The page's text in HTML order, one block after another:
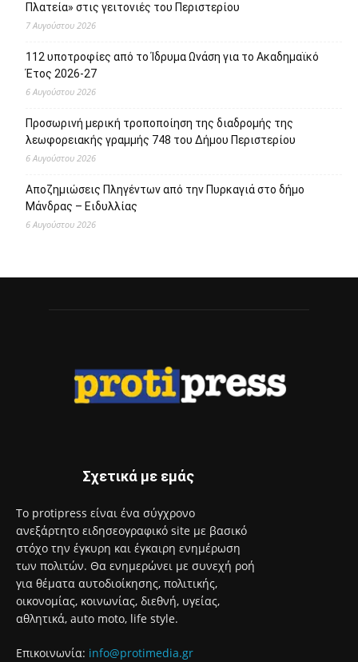
Πλατεία» στις γειτονιές του Περιστερίου
7 Αυγούστου 2026
112 υποτροφίες από το Ίδρυμα Ωνάση για το Ακαδημαϊκό
Έτος 2026-27
6 Αυγούστου 2026
Προσωρινή μερική τροποποίηση της διαδρομής της
λεωφορειακής γραμμής 748 του Δήμου Περιστερίου
6 Αυγούστου 2026
Αποζημιώσεις Πληγέντων από την Πυρκαγιά στο δήμο
Μάνδρας – Ειδυλλίας
6 Αυγούστου 2026
Σχετικά με εμάς
Το protipress είναι ένα σύγχρονο
ανεξάρτητο ειδησεογραφικό site με βασικό
στόχο την έγκυρη και έγκαιρη ενημέρωση
των πολιτών. Θα ενημερώνει με συνεχή ροή
για θέματα αυτοδιοίκησης, πολιτικής,
οικονομίας, κοινωνίας, διεθνή, υγείας,
αθλητικά, auto moto, life style.
Επικοινωνία: info@protimedia.gr